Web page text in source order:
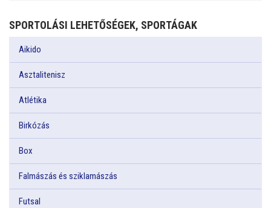
SPORTOLÁSI LEHETŐSÉGEK, SPORTÁGAK
Aikido
Asztalitenisz
Atlétika
Birkózás
Box
Falmászás és sziklamászás
Futsal